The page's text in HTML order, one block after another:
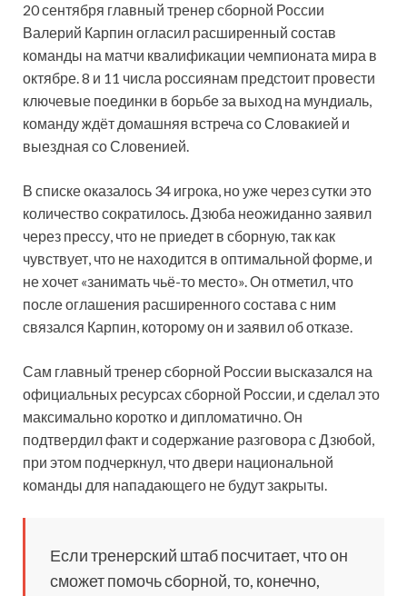
20 сентября главный тренер сборной России
Валерий Карпин огласил расширенный состав
команды на матчи квалификации чемпионата мира в
октябре. 8 и 11 числа россиянам предстоит провести
ключевые поединки в борьбе за выход на мундиаль,
команду ждёт домашняя встреча со Словакией и
выездная со Словенией.
В списке оказалось 34 игрока, но уже через сутки это
количество сократилось. Дзюба неожиданно заявил
через прессу, что не приедет в сборную, так как
чувствует, что не находится в оптимальной форме, и
не хочет «занимать чьё-то место». Он отметил, что
после оглашения расширенного состава с ним
связался Карпин, которому он и заявил об отказе.
Сам главный тренер сборной России высказался на
официальных ресурсах сборной России, и сделал это
максимально коротко и дипломатично. Он
подтвердил факт и содержание разговора с Дзюбой,
при этом подчеркнул, что двери национальной
команды для нападающего не будут закрыты.
Если тренерский штаб посчитает, что он
сможет помочь сборной, то, конечно,